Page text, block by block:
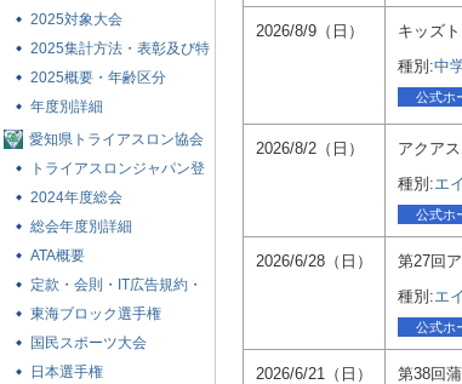
2026/8/9（日）
キッズ
種別:中
公式ホ
2026/8/2（日）
アクア
種別:エ
公式ホ
2026/6/28（日）
第27回
種別:エ
公式ホ
2026/6/21（日）
第38回
2025対象大会
2025集計方法・表彰及び特
典
2025概要・年齢区分
年度別詳細
愛知県トライアスロン協会
とは
トライアスロンジャパン登
録と確認
2024年度総会
総会年度別詳細
ATA概要
定款・会則・IT広告規約・
賛助会員について
東海ブロック選手権
国民スポーツ大会
日本選手権